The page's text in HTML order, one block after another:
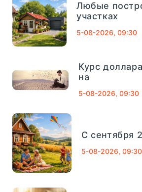
04сентябрь, 2025
Финансовый
Деньги За
Школьные
«Тема Дня»
​ 💸 Ежедневный совет Банки —
Внешпромбанк
Банк Югра
Совкомбанк
ТРАСТ
Газпромбанк
Московский кредитный банк
Любые
участках
5-08-2026, 09:30
Курс
на
5-08-2026, 09:30
С сентября
5-08-2026, 09:30